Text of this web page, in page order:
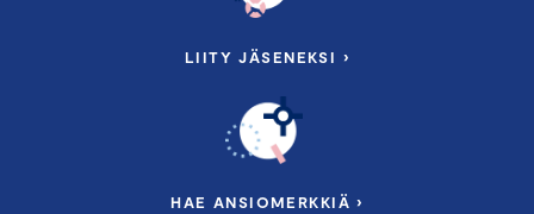
LIITY JÄSENEKSI ›
HAE ANSIOMERKKIÄ ›